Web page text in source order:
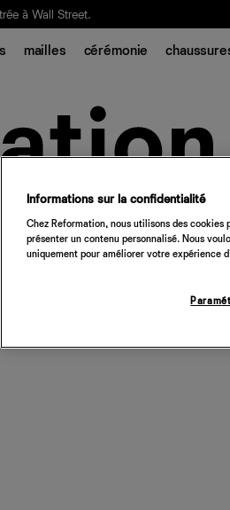
à Wall Street.
mailles cérémonie
Informations sur la confidentialité
Chez Reformation, nous utilisons des
présenter un contenu personnalisé. Nous
uniquement pour améliorer votre expérience